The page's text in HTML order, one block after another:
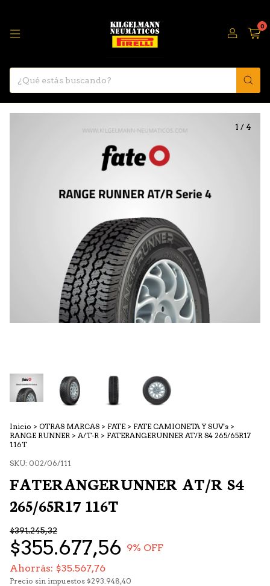
0
1 / 4
Inicio > OTRAS MARCAS > FATE > FATE CAMIONETA Y SUV's >
RANGE RUNNER > A/T-R > FATERANGERUNNER AT/R S4 265/65R17
116T
SKU: 002/06/111
FATERANGERUNNER AT/R S4
265/65R17 116T
$391.245,32
$355.677,56 9% OFF
Ahorrás: $35.567,76
Precio sin impuestos $293.948,40